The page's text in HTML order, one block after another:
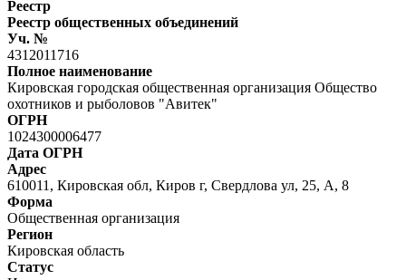
Реестр
Реестр общественных объединений
Уч. №
4312011716
Полное наименование
Кировская городская общественная организация Общество
охотников и рыболовов "Авитек"
ОГРН
1024300006477
Дата ОГРН
Адрес
610011, Кировская обл, Киров г, Свердлова ул, 25, А, 8
Форма
Общественная организация
Регион
Кировская область
Статус